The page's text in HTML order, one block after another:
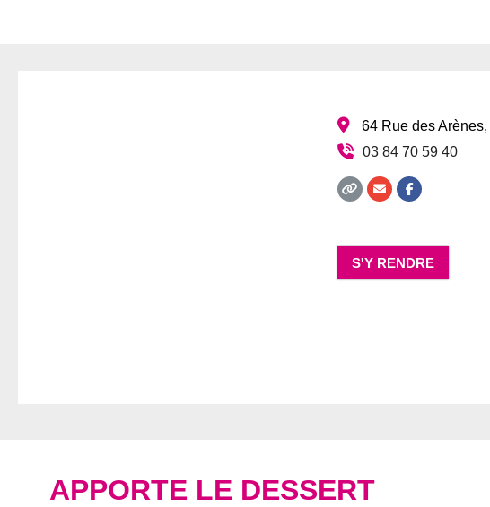
64 Rue des Arènes,
03 84 70 59 40
S'Y RENDRE
APPORTE LE DESSERT